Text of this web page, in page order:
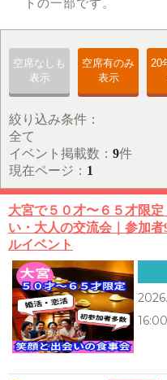
トの一部です。
空席なしも
表示
空席有のみ
表示
20
絞り込み条件：
全て
イベント掲載数： 9件
現在ページ： 1
大宮で５０才〜６５才限
い・大人の交流会｜参加
ルイベント